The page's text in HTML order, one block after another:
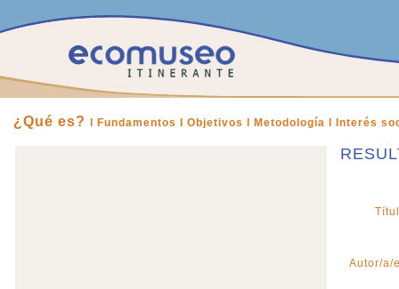
¿Qué es? l Fundamentos I Objetivos l Metodología l Interés
Autor/a/